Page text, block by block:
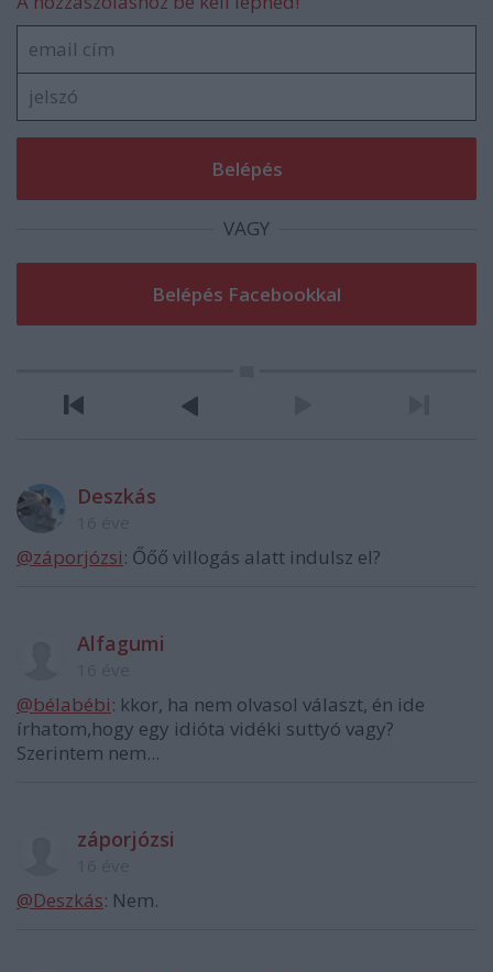
VAGY
Deszkás
@záporjózsi: Őőő villogás alatt indulsz el?
Alfagumi
@bélabébi: kkor, ha nem olvasol választ, én ide
írhatom,hogy egy idióta vidéki suttyó vagy?
Szerintem nem...
záporjózsi
@Deszkás: Nem.